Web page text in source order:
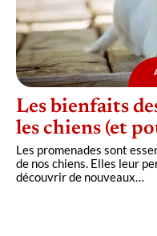
Les bienfaits
les chiens (et
Les promenades sont
de nos chiens. Elles leur
découvrir de nouveaux…